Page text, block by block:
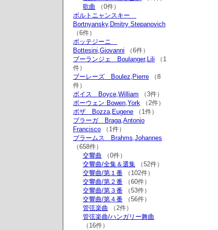
歌曲 （0件）
ボルトニャンスキー
Bortnyansky,Dmitry Stepanovich
（6件）
ボッテジーニ
Bottesini,Giovanni （6件）
ブーランジェ Boulanger,Lili （1
件）
ブーレーズ Boulez,Pierre （8
件）
ボイス Boyce,William （3件）
ボーウェン Bowen,York （2件）
ボザ Bozza,Eugene （1件）
ブラーガ Braga,Antonio
Francisco （1件）
ブラームス Brahms,Johannes
（658件）
交響曲 （0件）
交響曲/全集＆選集 （52件）
交響曲/第１番 （102件）
交響曲/第２番 （60件）
交響曲/第３番 （53件）
交響曲/第４番 （56件）
管弦楽曲 （2件）
管弦楽曲/ハンガリー舞曲
（16件）